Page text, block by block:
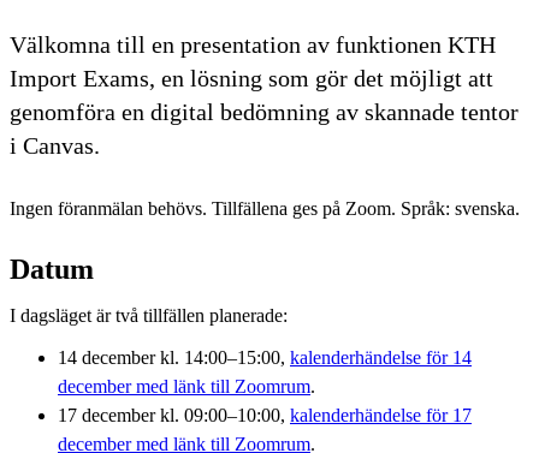
Välkomna till en presentation av funktionen KTH
Import Exams, en lösning som gör det möjligt att
genomföra en digital bedömning av skannade tentor
i Canvas.
Ingen föranmälan behövs. Tillfällena ges på Zoom. Språk: svenska.
Datum
I dagsläget är två tillfällen planerade:
14 december kl. 14:00–15:00, kalenderhändelse för 14
december med länk till Zoomrum.
17 december kl. 09:00–10:00, kalenderhändelse för 17
december med länk till Zoomrum.